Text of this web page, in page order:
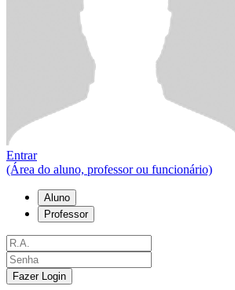
Entrar
(Área do aluno, professor ou funcionário)
Aluno
Professor
Fazer Login